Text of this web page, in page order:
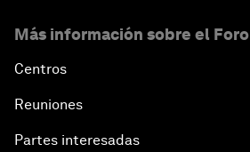
Más información sobre el Foro
Centros
Reuniones
Partes interesadas